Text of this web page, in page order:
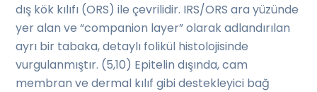
dış kök kılıfı (ORS) ile çevrilidir. IRS/ORS ara yüzünde
yer alan ve “companion layer” olarak adlandırılan
ayrı bir tabaka, detaylı folikül histolojisinde
vurgulanmıştır. (5,10) Epitelin dışında, cam
membran ve dermal kılıf gibi destekleyici bağ